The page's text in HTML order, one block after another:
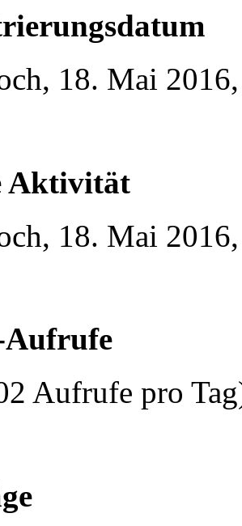
18. Mai
Aktivität
18. Mai
Aufrufe pro